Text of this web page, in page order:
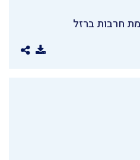
חרבות ברזל